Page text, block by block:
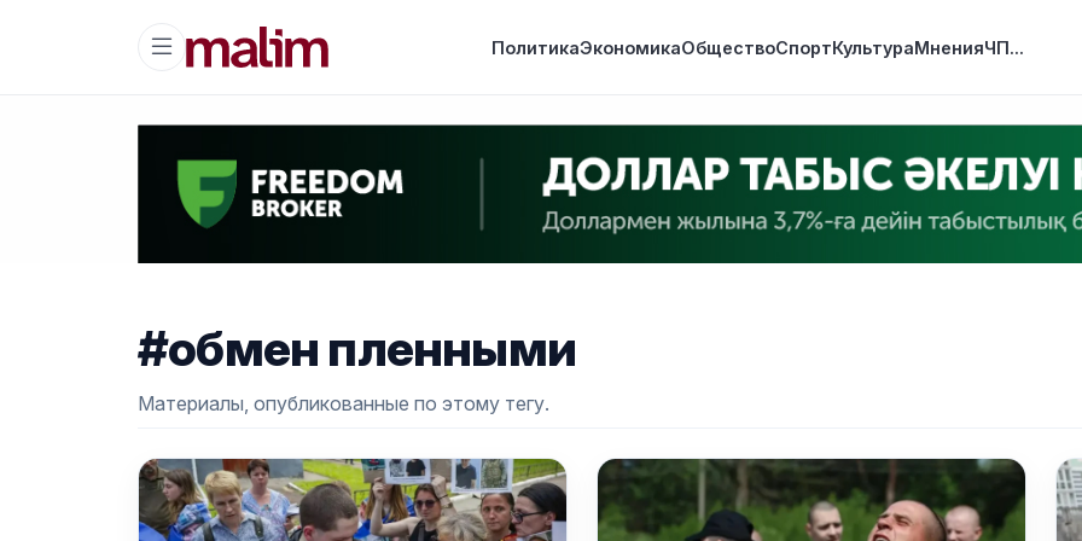
ПолитикаЭкономикаОбществоСпортКультураМненияЧП...
#обмен пленными
Материалы, опубликованные по этому тегу.